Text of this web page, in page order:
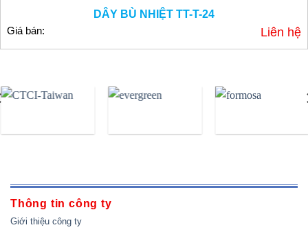
DÂY BÙ NHIỆT TT-T-24
Giá bán:
Liên hệ
Thông tin công ty
Giới thiệu công ty